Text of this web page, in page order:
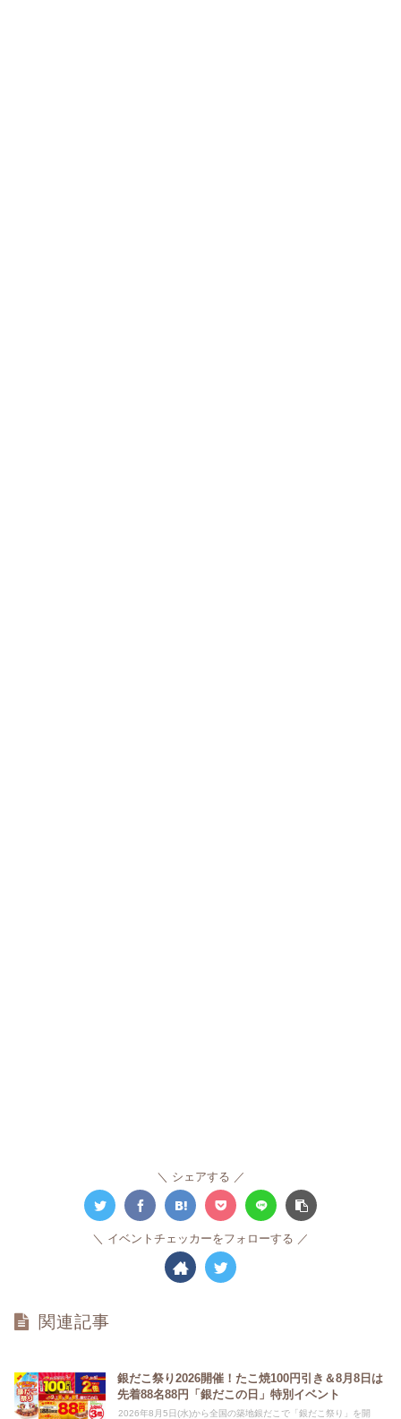
シェアする
イベントチェッカーをフォローする
関連記事
銀だこ祭り2026開催！たこ焼100円引き＆8月8日は
先着88名88円「銀だこの日」特別イベント
2026年8月5日(水)から全国の築地銀だこで「銀だこ祭り」を開